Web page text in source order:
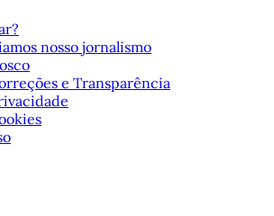
nosso jornalismo
e Transparência